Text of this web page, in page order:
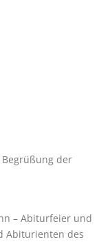
der
– Abiturfeier und
Abiturienten des